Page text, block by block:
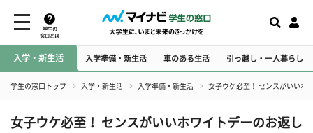
学生の
窓口とは
入学・新生活 入学準備・新生活 車のある生活 引っ越し・一人暮らし
学生の窓口トップ 入学・新生活 入学準備・新生活 女子ウケ必至！ センスがいいホ
女子ウケ必至！ センスがいいホワイトデーのお返し